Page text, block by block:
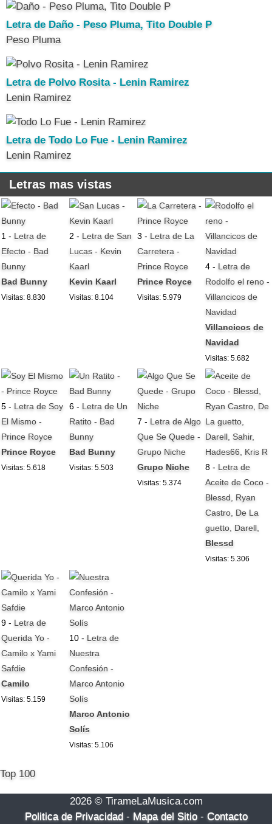
Letra de Daño - Peso Pluma, Tito Double P
Peso Pluma
Letra de Polvo Rosita - Lenin Ramirez
Lenin Ramirez
Letra de Todo Lo Fue - Lenin Ramirez
Lenin Ramirez
Letras mas vistas
1 - Letra de
Efecto - Bad
Bunny
Bad Bunny
Visitas: 8.830
2 - Letra de San
Lucas - Kevin
Kaarl
Kevin Kaarl
Visitas: 8.104
3 - Letra de La
Carretera -
Prince Royce
Prince Royce
Visitas: 5.979
4 - Letra de
Rodolfo el reno -
Villancicos de
Navidad
Villancicos de
Navidad
Visitas: 5.682
5 - Letra de Soy
El Mismo -
Prince Royce
Prince Royce
Visitas: 5.618
6 - Letra de Un
Ratito - Bad
Bunny
Bad Bunny
Visitas: 5.503
7 - Letra de Algo
Que Se Quede -
Grupo Niche
Grupo Niche
Visitas: 5.374
8 - Letra de
Aceite de Coco -
Blessd, Ryan
Castro, De La
guetto, Darell,
Blessd
Visitas: 5.306
9 - Letra de
Querida Yo -
Camilo x Yami
Safdie
Camilo
Visitas: 5.159
10 - Letra de
Nuestra
Confesión -
Marco Antonio
Solís
Marco Antonio
Solís
Visitas: 5.106
Top 100
2026 © TirameLaMusica.com
Politica de Privacidad- Mapa del Sitio- Contacto